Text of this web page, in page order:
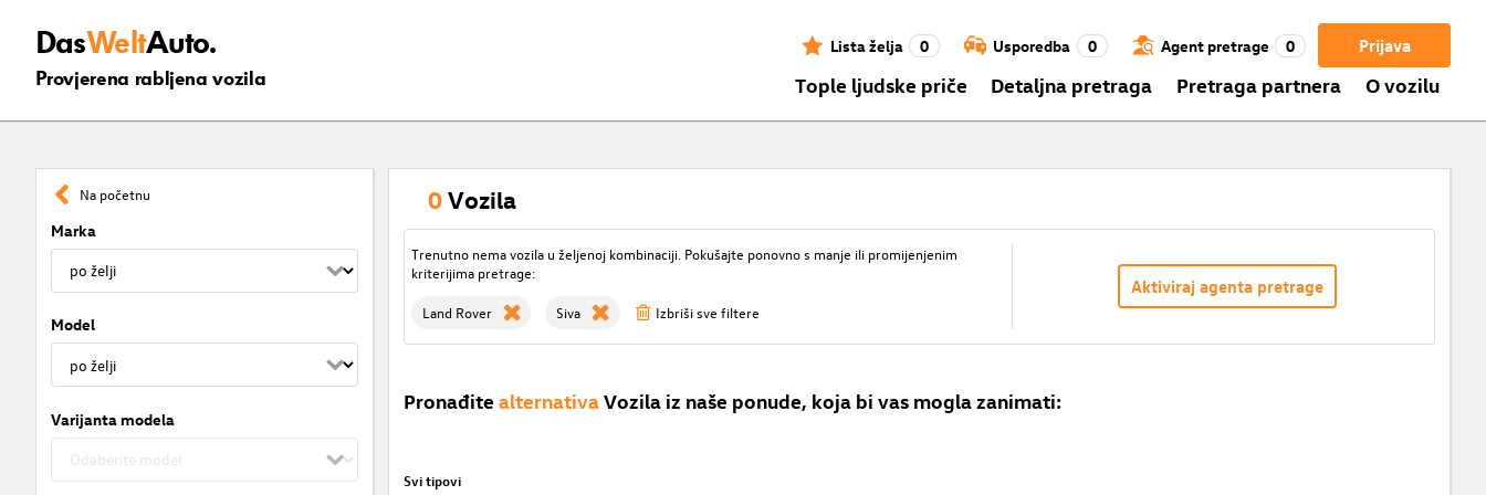
DasWeltAuto.
Provjerena rabljena vozila
Prijava
Lista želja 0 Usporedba 0 Agent pretrage 0
Tople ljudske priče Detaljna pretraga Pretraga partnera O vozilu
Na početnu
Marka
Model
Varijanta modela
0Vozila
Trenutno nema vozila u željenoj kombinaciji. Pokušajte ponovno s manje ili promijenjenim
kriterijima pretrage:
Land Rover Siva Izbriši sve filtere
Aktiviraj agenta pretrage
Pronađite alternativa Vozila iz naše ponude, koja bi vas mogla zanimati:
Svi tipovi